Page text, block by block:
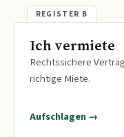
Ich vermiete
Rechtssichere
richtige Miete.
Aufschlagen →